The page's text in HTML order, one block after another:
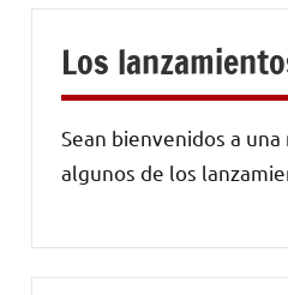
Los
Sean bienvenidos a
algunos de los